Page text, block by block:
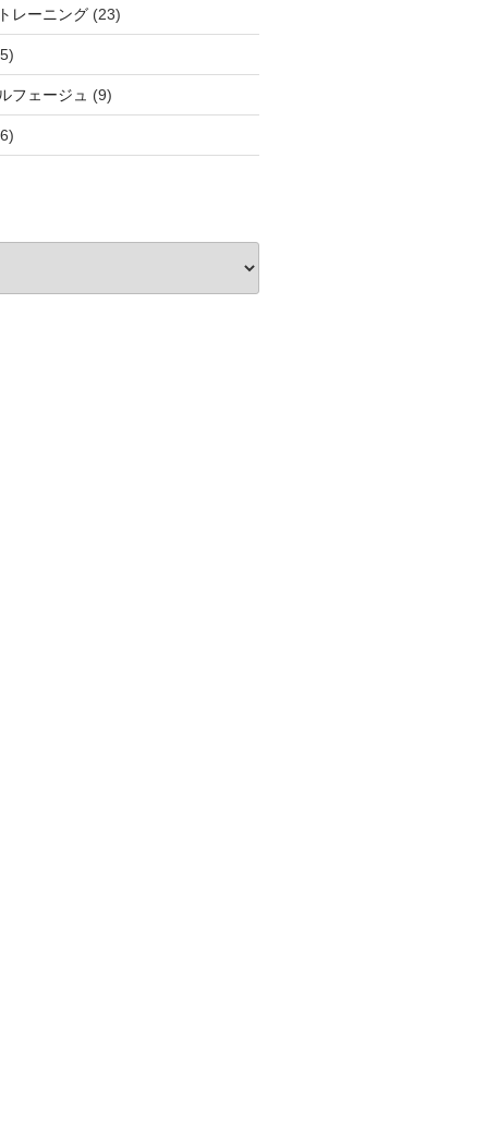
レーニング(23)
フェージュ (9)